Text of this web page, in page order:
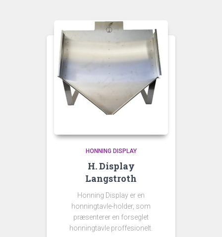
HONNING DISPLAY
H. Display
Langstroth
Honning Display er en
honningtavle-holder, som
præsenterer en forseglet
honningtavle proffesionelt.